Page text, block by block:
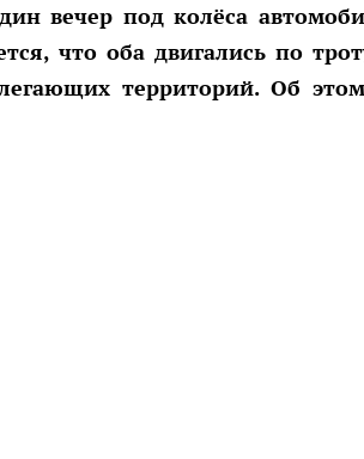
вечер под колёса
что оба двигались по
территорий. Об